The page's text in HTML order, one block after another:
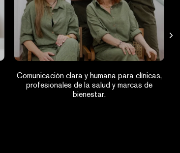
Comunicación clara y humana para clínicas,
profesionales de la salud y marcas de
bienestar.